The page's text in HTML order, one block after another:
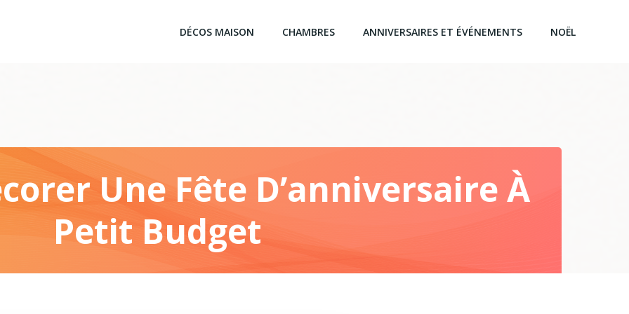
DÉCOS MAISON CHAMBRES ANNIVERSAIRES ET ÉVÉNEMENTS NOËL
Une Fête D’anniversaire À
Petit Budget